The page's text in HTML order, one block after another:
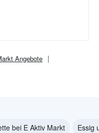
Angebote
bei E Aktiv Markt Essig